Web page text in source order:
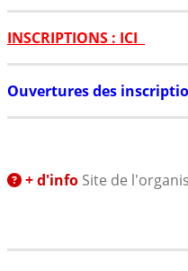
INSCRIPTIONS : ICI
Ouvertures des
+ d'info Site de